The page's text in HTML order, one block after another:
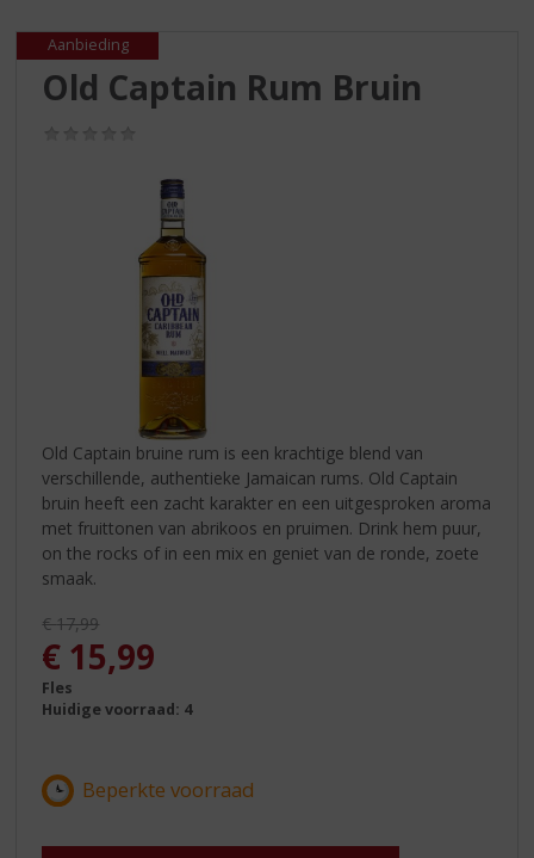
p
Aanbieding
Old Captain Rum Bruin
Old Captain bruine rum is een krachtige blend van
verschillende, authentieke Jamaican rums. Old Captain
bruin heeft een zacht karakter en een uitgesproken aroma
met fruittonen van abrikoos en pruimen. Drink hem puur,
on the rocks of in een mix en geniet van de ronde, zoete
smaak.
Originele prijs was:
€17,99
, Huidige prijs is:
€ 15,99
Fles
Huidige voorraad: 4